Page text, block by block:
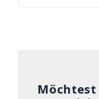
English
Möchtest